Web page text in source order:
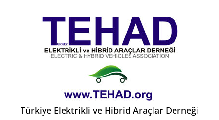
Türkiye Elektrikli ve Hibrid Araçlar Derneği